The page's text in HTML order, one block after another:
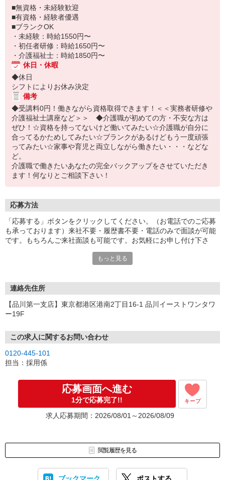
■無資格・未経験歓迎
■有資格・経験者優遇
■ブランクOK
・未経験：時給1550円〜
・初任者研修：時給1650円〜
・介護福祉士：時給1850円〜
休日・休暇
◆休日
シフトによりお休み決定
備考
◆受講料0円！働きながら資格取得できます！＜＜実務者研修や
介護福祉士講座など＞＞ ◆介護職が初めての方・不安な方は
ぜひ！☆資格を持ってないけど働いてみたい☆介護職が自分に
合ってるかためしてみたい☆ブランクがあるけどもう一度頑張
ってみたい☆家事や育児と両立しながら働きたい・・・などな
ど。
介護職で働きたいあなたの完全バックアップをさせていただき
ます！何なりとご相談下さい！
応募方法
「応募する」ボタンをクリックしてください。（お電話でのご応募
も承っております）来社不要・履歴書不要・電話のみで面談が可能
です。もちろんご来社面談も可能です。お気軽にお申し付け下さ
もっと見る
連絡先住所
【品川第一支店】東京都港区港南2丁目16-1 品川イーストワンタワ
ー19F
この求人に関するお問い合わせ
0120-445-101
担当：採用係
応募画面へ進む
1分で応募完了!! キープ
求人応募期間：2026/08/01～2026/08/09
閲覧履歴を見る